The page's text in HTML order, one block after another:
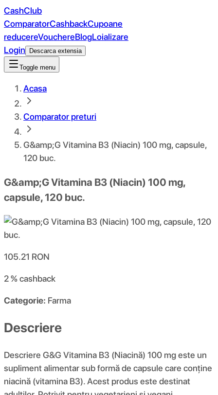
CashClub
ComparatorCashbackCupoane
reducereVouchereBlogLoializare
Login
Descarca extensia
Toggle menu
Acasa
Comparator preturi
G&amp;G Vitamina B3 (Niacin) 100 mg, capsule,
120 buc.
G&amp;G Vitamina B3 (Niacin) 100 mg,
capsule, 120 buc.
105.21 RON
2 %cashback
Categorie: Farma
Descriere
Descriere G&G Vitamina B3 (Niacină) 100 mg este un
supliment alimentar sub formă de capsule care conține
niacină (vitamina B3). Acest produs este destinat